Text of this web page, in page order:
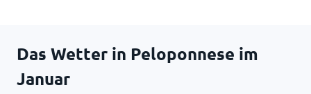
Das Wetter in Peloponnese im
Januar